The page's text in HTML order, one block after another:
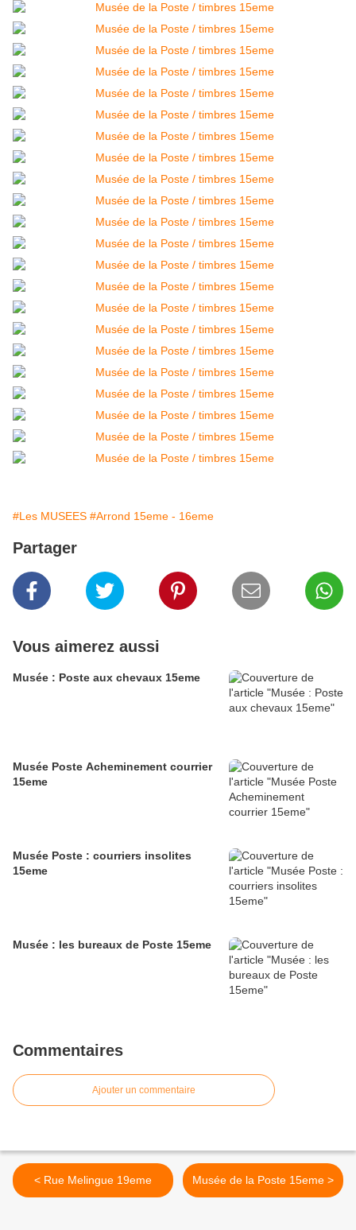
#Les MUSEES #Arrond 15eme - 16eme
Partager
Vous aimerez aussi
Musée : Poste aux chevaux 15eme
Musée Poste Acheminement courrier
15eme
Musée Poste : courriers insolites
15eme
Musée : les bureaux de Poste 15eme
Commentaires
Ajouter un commentaire
< Rue Melingue 19eme Musée de la Poste 15eme >